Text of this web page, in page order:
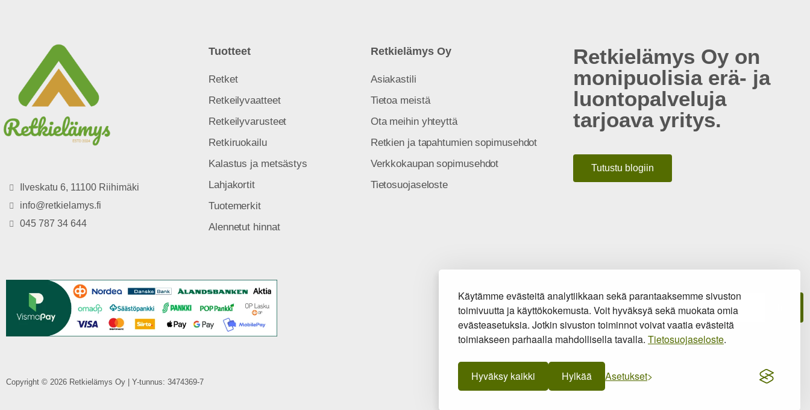
Käytämme evästeitä analytiikkaan sekä parantaaksemme sivuston
toimivuutta ja käyttökokemusta. Voit hyväksyä sekä muokata omia
evästeasetuksia. Jotkin sivuston toiminnot voivat vaatia evästeitä
toimiakseen parhaalla mahdollisella tavalla. Tietosuojaseloste.
Hyväksy kaikki Hylkää Asetukset
Ilveskatu 6, 11100 Riihimäki
info@retkielamys.fi
045 787 34 644
Tuotteet
Retket
Retkeilyvaatteet
Retkeilyvarusteet
Retkiruokailu
Kalastus ja metsästys
Lahjakortit
Tuotemerkit
Alennetut hinnat
Retkielämys Oy
Asiakastili
Tietoa meistä
Ota meihin yhteyttä
Retkien ja tapahtumien sopimusehdot
Verkkokaupan sopimusehdot
Tietosuojaseloste
Retkielämys Oy on
monipuolisia erä- ja
luontopalveluja
tarjoava yritys.
Tutustu blogiin
Hyväksyn verkkokaupan sopimusehdotja tietosuojaseloste
Copyright © 2026 Retkielämys Oy | Y-tunnus: 3474369-7